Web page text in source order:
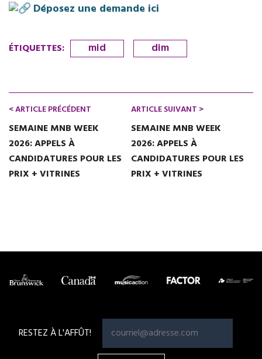
Déposez une demande ici
ÉTIQUETTES: mid dim
< ARTICLE PRÉCÉDENT
SEMAINE MNB WEEK
2026: APPELS À
CANDIDATURES POUR LES
PRIX + VITRINES
ARTICLE SUIVANT >
SEMAINE MNB WEEK
2026: APPELS À
CANDIDATURES POUR LES
PRIX + VITRINES
RESTEZ À L'AFFÛT!